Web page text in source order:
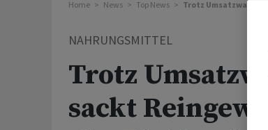
Home News Top News Trotz
NAHRUNGSMITTEL
Trotz
sackt